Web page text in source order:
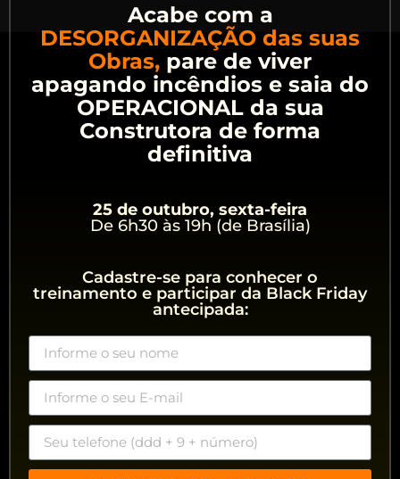
Acabe com a
DESORGANIZAÇÃO das suas
Obras, pare de viver
apagando incêndios e saia do
OPERACIONAL da sua
Construtora de forma
definitiva
25 de outubro, sexta-feira
De 6h30 às 19h (de Brasília)
Cadastre-se para conhecer o
treinamento e participar da Black Friday
antecipada: